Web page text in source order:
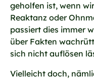
geholfen ist, wenn
Reaktanz oder
passiert dies immer
über Fakten
sich nicht auflösen
Vielleicht doch,